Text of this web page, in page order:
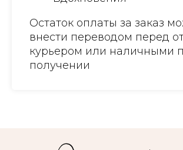
Остаток оплаты за заказ
внести переводом перед
курьером или наличными
получении